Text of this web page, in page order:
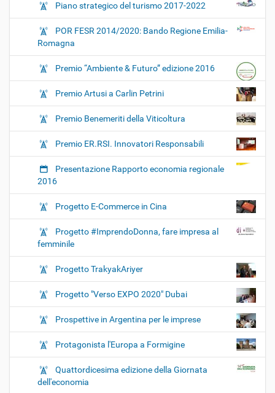
Piano strategico del turismo 2017-2022
POR FESR 2014/2020: Bando Regione Emilia-
Romagna
Premio “Ambiente & Futuro” edizione 2016
Premio Artusi a Carlin Petrini
Premio Benemeriti della Viticoltura
Premio ER.RSI. Innovatori Responsabili
Presentazione Rapporto economia regionale
2016
Progetto E-Commerce in Cina
Progetto #ImprendoDonna, fare impresa al
femminile
Progetto TrakyakAriyer
Progetto "Verso EXPO 2020" Dubai
Prospettive in Argentina per le imprese
Protagonista l'Europa a Formigine
Quattordicesima edizione della Giornata
dell'economia